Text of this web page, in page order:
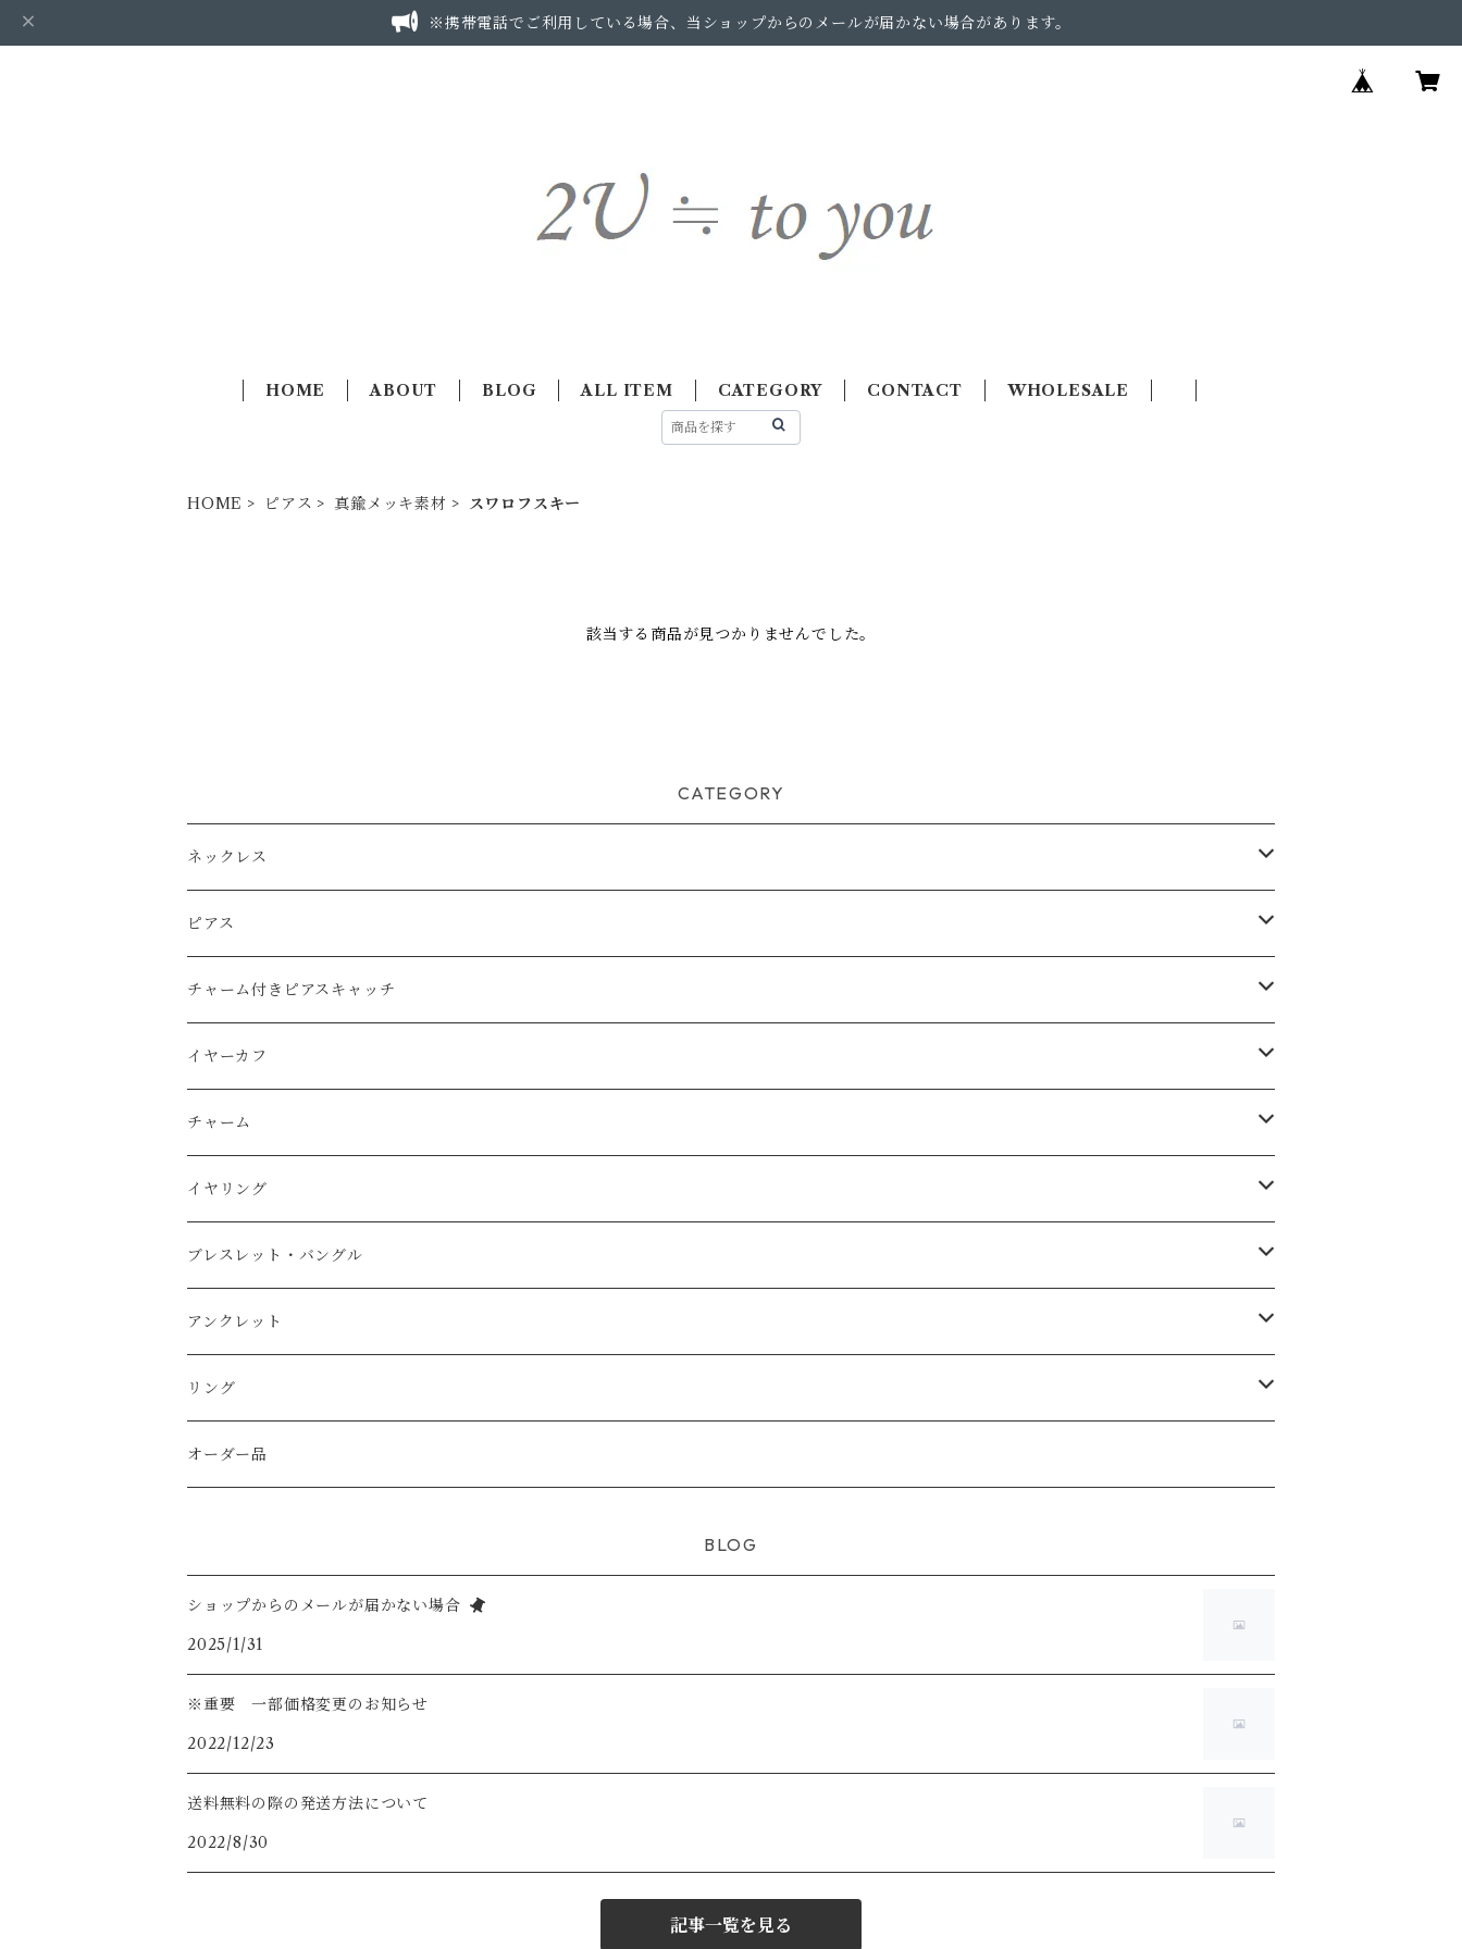
※携帯電話でご利用している場合、当ショップからのメールが届かない場合があります。
HOME ABOUT BLOG ALL ITEM CATEGORY CONTACT WHOLESALE
HOME ピアス 真鍮メッキ素材 スワロフスキー
該当する商品が見つかりませんでした。
CATEGORY
ネックレス
Ｋ14ｇｆ（ゴールドフィルド）
天然石
純銀（925sv・AS935sv）
天然石
k10
真鍮メッキ
天然石
ピアス
Ｋ14ｇｆ（ゴールドフィルド）
天然石
スワロフスキー
純銀（925sv・AS935sv）
天然石
真鍮メッキ素材
コットンパール
淡水パール
スチール金メッキ素材
その他
ｋ14
天然石
天然石
シトリン
ラブライドライト
淡水パール
チャーム付きピアスキャッチ
K14gf
コットンレース
AS935sv・925sv
その他
イヤーカフ
イヤーカフ
Ｋ14ｇｆ（金張り）
純銀（AS935sv）
イヤーカフ用チャーム
K14gf
AS935sv ・925sv
チャーム
K14gf
天然石
AS935sv
天然石
真鍮メッキ
イヤリング
真鍮メッキ
コットンパール
ブレスレット・バングル
Ｋ14ｇｆ（ゴールドフィルド）
天然石
純銀（925sv AS935sv)
天然石
真鍮メッキ
アンクレット
純銀（ 925sv AS935sv )
天然石
真鍮メッキ
リング
K14gf
オーダー品
BLOG
ショップからのメールが届かない場合
2025/1/31
※重要 一部価格変更のお知らせ
2022/12/23
送料無料の際の発送方法について
2022/8/30
記事一覧を見る